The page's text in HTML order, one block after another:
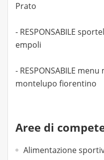
Prato
- RESPONSABILE
empoli
- RESPONSABILE
montelupo fiorentino
Aree di
Alimentazione